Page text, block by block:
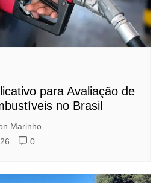
para Avaliação de
no Brasil
Marinho
0